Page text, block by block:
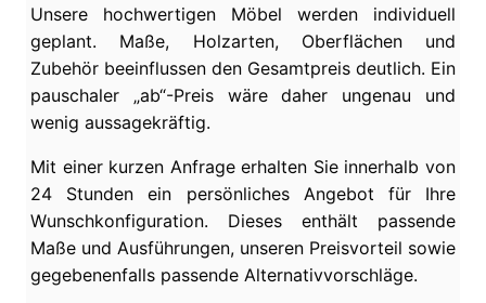
Unsere hochwertigen Möbel werden individuell
geplant. Maße, Holzarten, Oberflächen und
Zubehör beeinflussen den Gesamtpreis deutlich. Ein
pauschaler „ab“-Preis wäre daher ungenau und
wenig aussagekräftig.
Mit einer kurzen Anfrage erhalten Sie innerhalb von
24 Stunden ein persönliches Angebot für Ihre
Wunschkonfiguration. Dieses enthält passende
Maße und Ausführungen, unseren Preisvorteil sowie
gegebenenfalls passende Alternativvorschläge.